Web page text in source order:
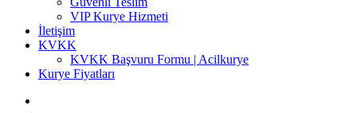
VIP Kurye Hizmeti
İletişim
KVKK
KVKK Başvuru Formu | Acilkurye
Kurye Fiyatları